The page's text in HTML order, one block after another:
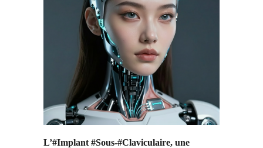
L’#Implant #Sous-#Claviculaire, une